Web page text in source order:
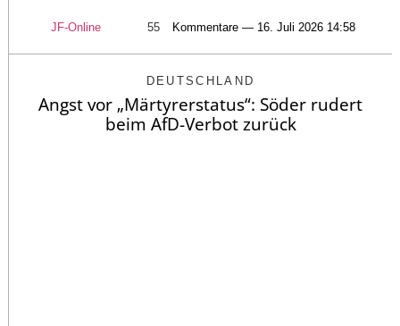
JF-Online 55 Kommentare — 16. Juli 2026 14:58
DEUTSCHLAND
Angst vor „Märtyrerstatus“: Söder rudert
beim AfD-Verbot zurück